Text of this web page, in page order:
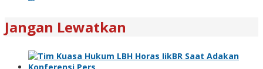
Jangan Lewatkan